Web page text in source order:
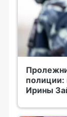
полиции:
Ирины